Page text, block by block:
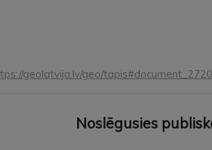
geolatvija.lv/geo/
Noslēgusies